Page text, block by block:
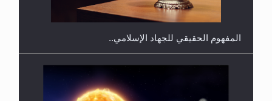
المفهوم الحقيقي للجهاد الإسلامي..